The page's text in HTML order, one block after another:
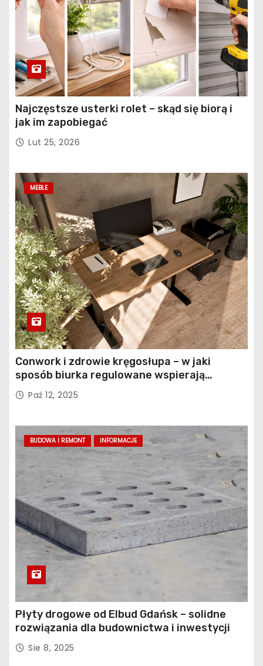
Najczęstsze usterki rolet – skąd się biorą i
jak im zapobiegać
Lut 25, 2026
MEBLE
Conwork i zdrowie kręgosłupa – w jaki
sposób biurka regulowane wspierają
profilaktykę bólu pleców
Paź 12, 2025
BUDOWA I REMONT INFORMACJE
Płyty drogowe od Elbud Gdańsk – solidne
rozwiązania dla budownictwa i inwestycji
Sie 8, 2025